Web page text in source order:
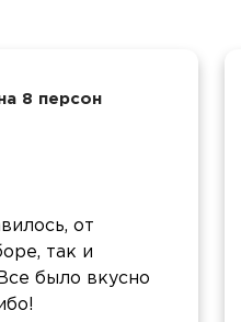
8 персон
от
так и
было вкусно